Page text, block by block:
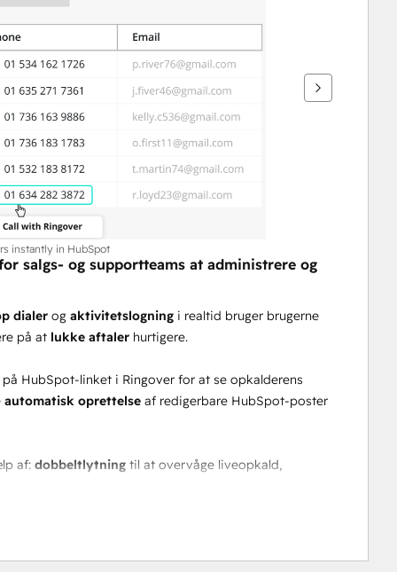
instantly in HubSpot
salgs- og supportteams at administrere og
dialer og aktivitetslogning i realtid bruger brugerne
på at lukke aftaler hurtigere.
HubSpot-linket i Ringover for at se opkalderens
automatisk oprettelse af redigerbare HubSpot-poster
af: dobbeltlytning
til at overvåge liveopkald,